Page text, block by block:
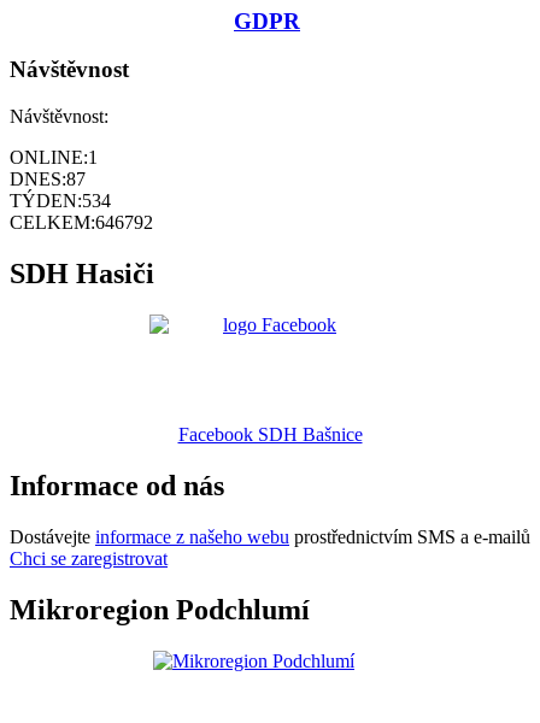
GDPR
Návštěvnost
Návštěvnost:
ONLINE:1
DNES:87
TÝDEN:534
CELKEM:646792
SDH Hasiči
Facebook SDH Bašnice
Informace od nás
Dostávejte informace z našeho webu prostřednictvím SMS a e-mailů
Chci se zaregistrovat
Mikroregion Podchlumí